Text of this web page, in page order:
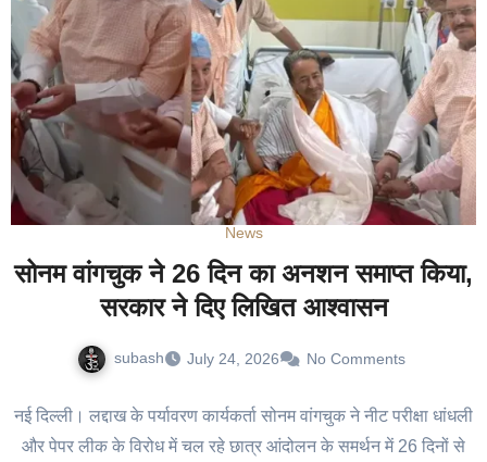
News
सोनम वांगचुक ने 26 दिन का अनशन समाप्त किया,
सरकार ने दिए लिखित आश्वासन
subash July 24, 2026 No Comments
नई दिल्ली। लद्दाख के पर्यावरण कार्यकर्ता सोनम वांगचुक ने नीट परीक्षा धांधली
और पेपर लीक के विरोध में चल रहे छात्र आंदोलन के समर्थन में 26 दिनों से